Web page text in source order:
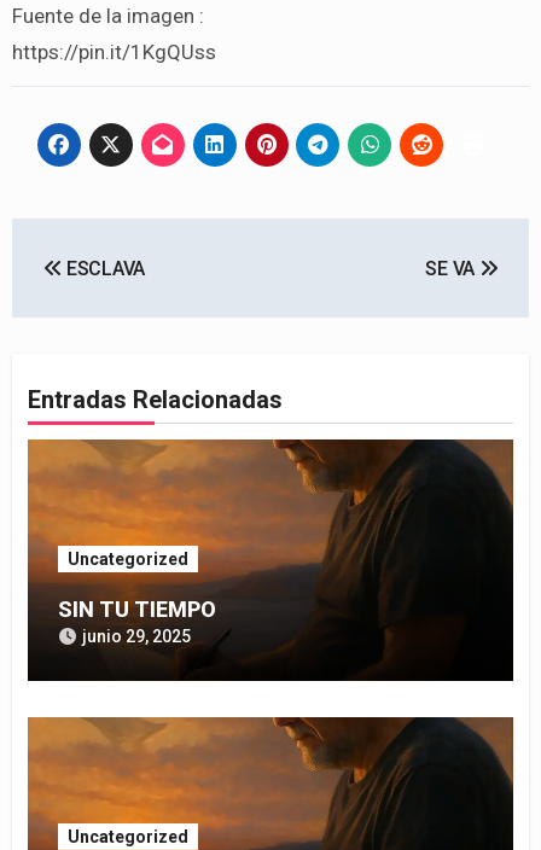
Fuente de la imagen :
https://pin.it/1KgQUss
de
ESCLAVA SE VA
Entradas Relacionadas
Uncategorized
SIN TU TIEMPO
junio 29, 2025
Uncategorized